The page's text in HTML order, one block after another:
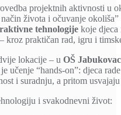
projektnih aktivnosti u
života i očuvanje
tehnologije koje
– kroz praktičan rad, igru i
lokacije – u OŠ Jabukovac
učenje “hands-on”: djeca
i suradnju, a pritom
i svakodnevni život: